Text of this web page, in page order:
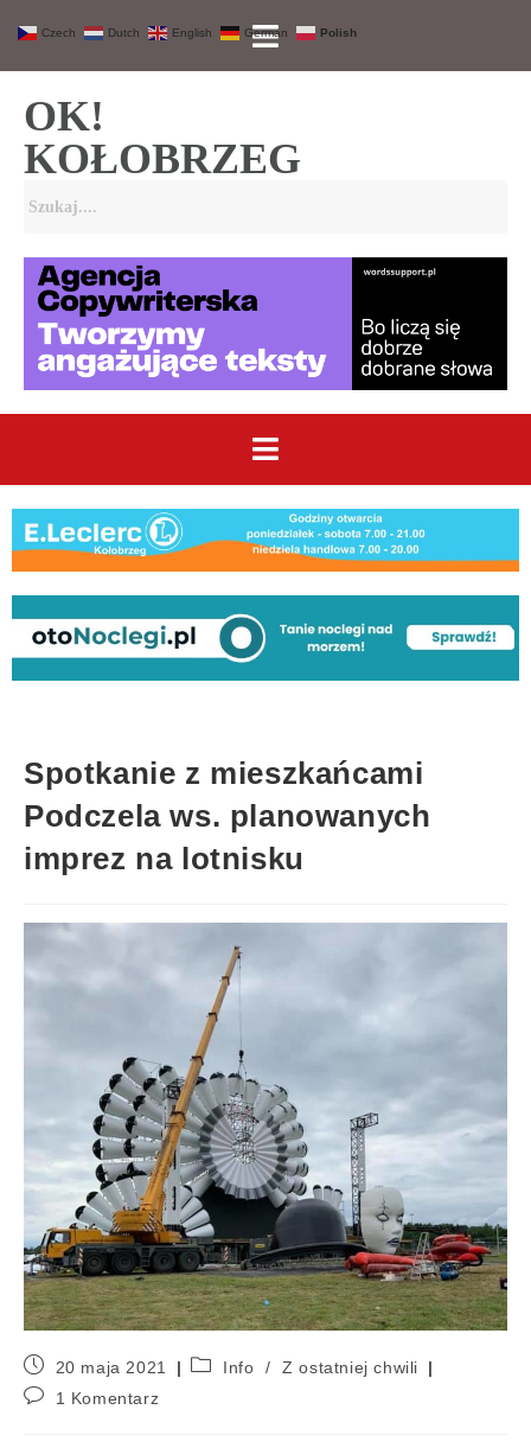
OK!
KOŁOBRZEG
Spotkanie z mieszkańcami
Podczela ws. planowanych
imprez na lotnisku
20 maja 2021 Info /
Z ostatniej chwili
1 Komentarz
Czech Dutch English German Polish